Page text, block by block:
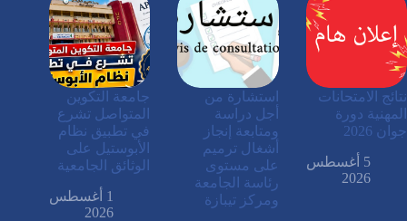
نتائج الامتحانات
المهنية دورة
جوان 2026
5 أغسطس
2026
استشارة من
أجل دراسة
ومتابعة إنجاز
أشغال ترميم
على مستوى
رئاسة الجامعة
ومركز تيبازة
جامعة التكوين
المتواصل تشرع
في تطبيق نظام
الأبوستيل على
الوثائق الجامعية
1 أغسطس
2026